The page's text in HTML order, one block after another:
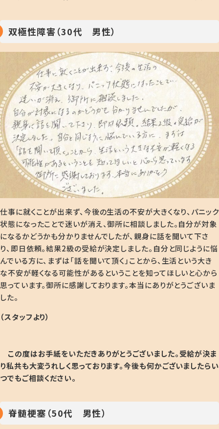
双極性障害（30代 男性）
仕事に就くことが出来ず、今後の生活の不安が大きくなり、パニック
状態になったことで迷いが消え、御所に相談しました。自分が対象
になるかどうかも分かりませんでしたが、親身に話を聞いて下さ
り、即日依頼。結果2級の受給が決定しました。自分と同じように悩
んでいる方に、まずは「話を聞いて頂く」ことから、生活という大き
な不安が軽くなる可能性があるということを知ってほしいと心から
思っています。御所に感謝しております。本当にありがとうございま
した。
（スタッフより）
この度はお手紙をいただきありがとうございました。受給が決ま
り私共も大変うれしく思っております。今後も何かございましたらい
つでもご相談ください。
脊髄梗塞（50代 男性）